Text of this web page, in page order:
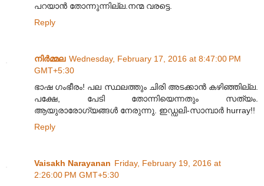
പറയാൻ തോന്നുന്നില്ല.നന്മ വരട്ടെ.
Reply
നിര്‍മ്മല Wednesday, February 17, 2016 at 8:47:00 PM
GMT+5:30
ഭാഷ ഗംഭീരം! പല സ്ഥലത്തും ചിരി അടക്കാന്‍ കഴിഞ്ഞില്ല.
പക്ഷേ, പേടി തോന്നിയെന്നതും സത്യം.
ആയുരാരോഗ്യങ്ങള്‍ നേരുന്നു. ഇഡ്ഡലി-സാമ്പാര്‍ hurray!!
Reply
Vaisakh Narayanan Friday, February 19, 2016 at
2:26:00 PM GMT+5:30